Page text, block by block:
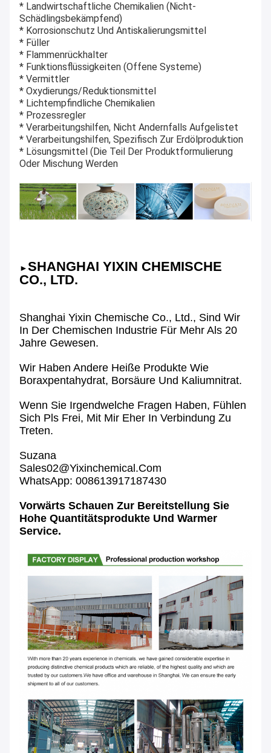
* Landwirtschaftliche Chemikalien (nicht-
Schädlingsbekämpfend)
* Korrosionschutz Und Antiskalierungsmittel
* Füller
* Flammenrückhalter
* Funktionsflüssigkeiten (offene Systeme)
* Vermittler
* Oxydierungs/Reduktionsmittel
* Lichtempfindliche Chemikalien
* Prozessregler
* Verarbeitungshilfen, Nicht Andernfalls Aufgelistet
* Verarbeitungshilfen, Spezifisch Zur Erdölproduktion
* Lösungsmittel (die Teil Der Produktformulierung
Oder Mischung Werden
►SHANGHAI YIXIN CHEMISCHE
CO., LTD.
Shanghai Yixin Chemische Co., Ltd., Sind Wir
In Der Chemischen Industrie Für Mehr Als 20
Jahre Gewesen.
Wir Haben Andere Heiße Produkte Wie
Boraxpentahydrat, Borsäure Und Kaliumnitrat.
Wenn Sie Irgendwelche Fragen Haben, Fühlen
Sich Pls Frei, Mit Mir Eher In Verbindung Zu
Treten.
Suzana
Sales02@yixinchemical.com
WhatsApp: 008613917187430
Vorwärts Schauen Zur Bereitstellung Sie
Hohe Quantitätsprodukte Und Warmer
Service.